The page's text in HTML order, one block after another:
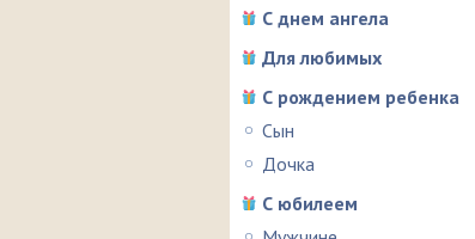
С днем ангела
Для любимых
С рождением ребенка
Сын
Дочка
С юбилеем